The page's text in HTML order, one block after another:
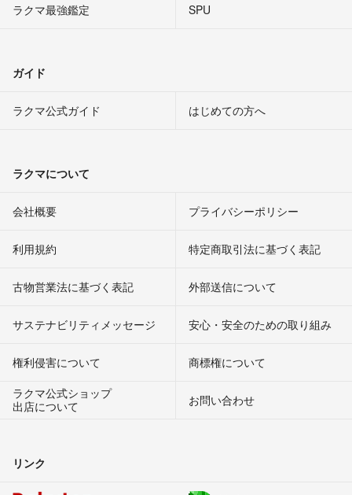
ラクマ最強鑑定
SPU
ガイド
ラクマ公式ガイド はじめての方へ
ラクマについて
会社概要 プライバシーポリシー
利用規約 特定商取引法に基づく表記
古物営業法に基づく表記 外部送信について
サステナビリティメッセージ 安心・安全のための取り組み
権利侵害について
商標権について
ラクマ公式ショップ
出店について
お問い合わせ
リンク